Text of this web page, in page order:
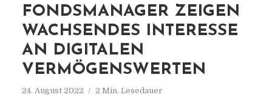
FONDSMANAGER ZEIGEN
WACHSENDES INTERESSE
AN DIGITALEN
VERMÖGENSWERTEN
24. August 2022 2 Min. Lesedauer